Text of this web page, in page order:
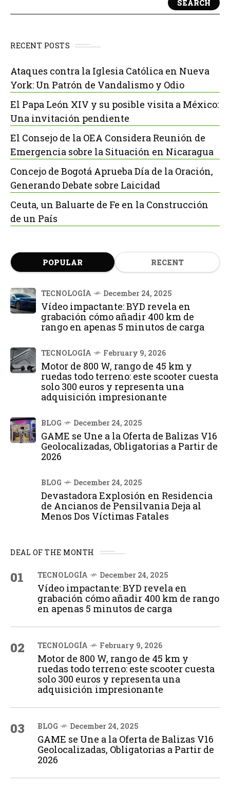
SEARCH
RECENT POSTS
Ataques contra la Iglesia Católica en Nueva
York: Un Patrón de Vandalismo y Odio
El Papa León XIV y su posible visita a México:
Una invitación pendiente
El Consejo de la OEA Considera Reunión de
Emergencia sobre la Situación en Nicaragua
Concejo de Bogotá Aprueba Día de la Oración,
Generando Debate sobre Laicidad
Ceuta, un Baluarte de Fe en la Construcción
de un País
POPULAR RECENT
TECNOLOGÍA December 24, 2025
Vídeo impactante: BYD revela en
grabación cómo añadir 400 km de
rango en apenas 5 minutos de carga
TECNOLOGÍA February 9, 2026
Motor de 800 W, rango de 45 km y
ruedas todo terreno: este scooter cuesta
solo 300 euros y representa una
adquisición impresionante
BLOG December 24, 2025
GAME se Une a la Oferta de Balizas V16
Geolocalizadas, Obligatorias a Partir de
2026
BLOG December 24, 2025
Devastadora Explosión en Residencia
de Ancianos de Pensilvania Deja al
Menos Dos Víctimas Fatales
DEAL OF THE MONTH
01 TECNOLOGÍA December 24, 2025
Vídeo impactante: BYD revela en
grabación cómo añadir 400 km de rango
en apenas 5 minutos de carga
02 TECNOLOGÍA February 9, 2026
Motor de 800 W, rango de 45 km y
ruedas todo terreno: este scooter cuesta
solo 300 euros y representa una
adquisición impresionante
03 BLOG December 24, 2025
GAME se Une a la Oferta de Balizas V16
Geolocalizadas, Obligatorias a Partir de
2026